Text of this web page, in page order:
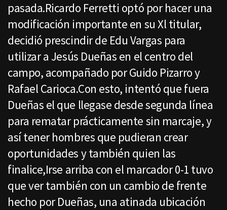
pasada.Ricardo Ferretti optó por hacer una
modificación importante en su Xl titular,
decidió prescindir de Edu Vargas para
utilizar a Jesús Dueñas en el centro del
campo, acompañado por Guido Pizarro y
Rafael Carioca.Con esto, intentó que fuera
Dueñas el que llegase desde segunda línea
para rematar prácticamente sin marcaje, y
así tener hombres que pudieran crear
oportunidades y también quien las
finalice,Irse arriba con el marcador 0-1 tuvo
que ver también con un cambio de frente
hecho por Dueñas, una atinada ubicación